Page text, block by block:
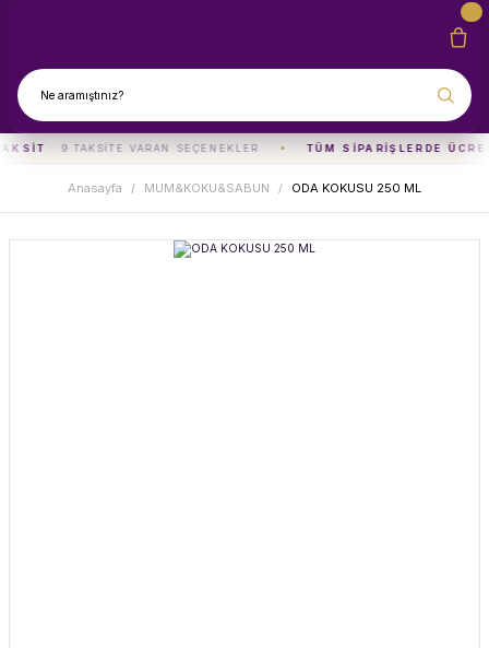
· 9 TAKSITE VARAN SEÇENEKLER TÜM SIPARIŞLERDE
Anasayfa MUM&KOKU&SABUN ODA KOKUSU 250 ML